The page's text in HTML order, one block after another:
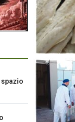
spazio